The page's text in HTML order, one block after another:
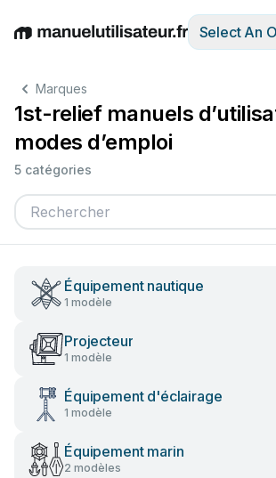
EnglishDeutschEspañolItalianoFrançais
Select An
Marques
1st-relief manuels
modes d’emploi
5 catégories
Équipement nautique
1 modèle
Projecteur
1 modèle
Équipement d'éclairage
1 modèle
Équipement marin
2 modèles